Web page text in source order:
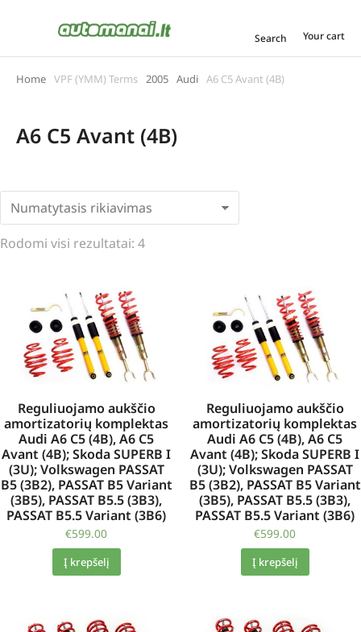
Search Your cart
You are here:
Home VPF (YMM) Terms 2005 Audi A6 C5 Avant (4B)
A6 C5 Avant (4B)
Rodomi visi rezultatai: 4
Reguliuojamo aukščio
amortizatorių komplektas
Audi A6 C5 (4B), A6 C5
Avant (4B); Skoda SUPERB I
(3U); Volkswagen PASSAT
B5 (3B2), PASSAT B5 Variant
(3B5), PASSAT B5.5 (3B3),
PASSAT B5.5 Variant (3B6)
€599.00
Į krepšelį
Reguliuojamo aukščio
amortizatorių komplektas
Audi A6 C5 (4B), A6 C5
Avant (4B); Skoda SUPERB I
(3U); Volkswagen PASSAT
B5 (3B2), PASSAT B5 Variant
(3B5), PASSAT B5.5 (3B3),
PASSAT B5.5 Variant (3B6)
€599.00
Į krepšelį